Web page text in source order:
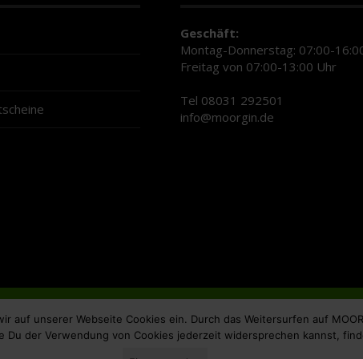
Geschäft:
Montag-Donnerstag: 07:00-
Freitag von 07:00-13:00 Uhr
Tel 08031 292501
info@moorgin.de
auf unserer Webseite Cookies ein. Durch das Weitersurfen auf
Du der Verwendung von Cookies jederzeit widersprechen kannst,